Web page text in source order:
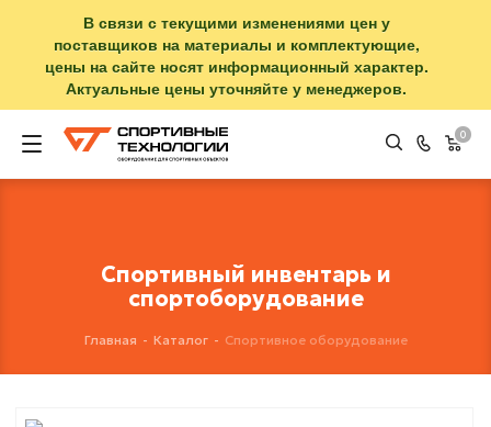
В связи с текущими изменениями цен у
поставщиков на материалы и комплектующие,
цены на сайте носят информационный характер.
Актуальные цены уточняйте у менеджеров.
0
Спортивный инвентарь и
спортоборудование
Главная - Каталог - Спортивное оборудование